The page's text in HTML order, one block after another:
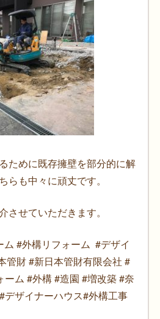
ために既存擁壁を部分的に解
らも中々に頑丈です。
させていただきます。
#外構リフォーム #デザイ
管財 #新日本管財有限会社 #
ム #外構 #造園 #増改築 #奈
デザイナーハウス#外構工事